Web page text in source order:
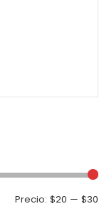
Precio: $20 — $30